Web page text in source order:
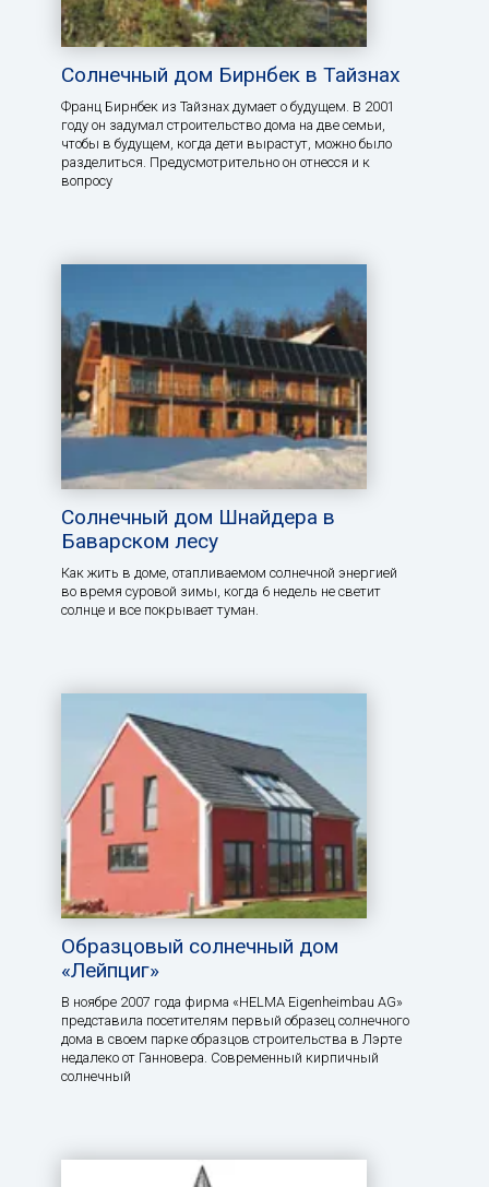
Солнечный дом Бирнбек в Тайзнах
Франц Бирнбек из Тайзнах думает о будущем. В 2001
году он задумал строительство дома на две семьи,
чтобы в будущем, когда дети вырастут, можно было
разделиться. Предусмотрительно он отнесся и к
вопросу
Солнечный дом Шнайдера в
Баварском лесу
Как жить в доме, отапливаемом солнечной энергией
во время суровой зимы, когда 6 недель не светит
солнце и все покрывает туман.
Образцовый солнечный дом
«Лейпциг»
В ноябре 2007 года фирма «HELMA Eigenheimbau AG»
представила посетителям первый образец солнечного
дома в своем парке образцов строительства в Лэрте
недалеко от Ганновера. Современный кирпичный
солнечный